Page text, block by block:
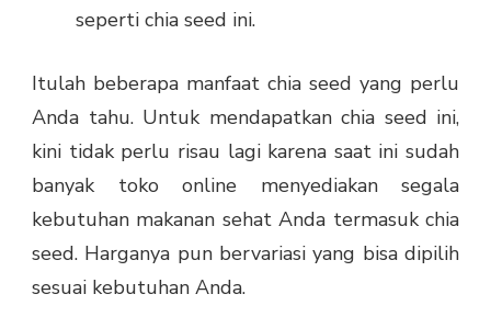
seperti chia seed ini.
Itulah beberapa manfaat chia seed yang perlu
Anda tahu. Untuk mendapatkan chia seed ini,
kini tidak perlu risau lagi karena saat ini sudah
banyak toko online menyediakan segala
kebutuhan makanan sehat Anda termasuk chia
seed. Harganya pun bervariasi yang bisa dipilih
sesuai kebutuhan Anda.